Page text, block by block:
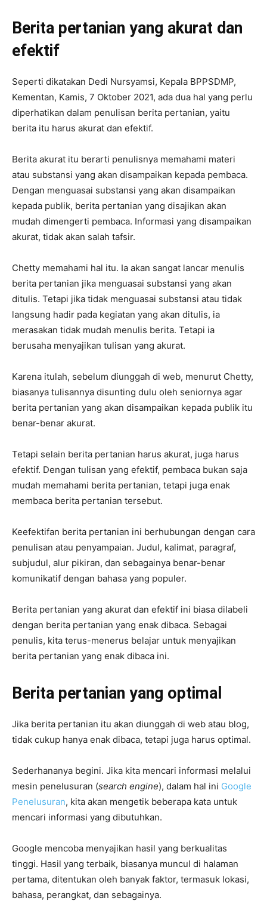
Berita pertanian yang akurat dan
efektif
Seperti dikatakan Dedi Nursyamsi, Kepala BPPSDMP,
Kementan, Kamis, 7 Oktober 2021, ada dua hal yang perlu
diperhatikan dalam penulisan berita pertanian, yaitu
berita itu harus akurat dan efektif.
Berita akurat itu berarti penulisnya memahami materi
atau substansi yang akan disampaikan kepada pembaca.
Dengan menguasai substansi yang akan disampaikan
kepada publik, berita pertanian yang disajikan akan
mudah dimengerti pembaca. Informasi yang disampaikan
akurat, tidak akan salah tafsir.
Chetty memahami hal itu. Ia akan sangat lancar menulis
berita pertanian jika menguasai substansi yang akan
ditulis. Tetapi jika tidak menguasai substansi atau tidak
langsung hadir pada kegiatan yang akan ditulis, ia
merasakan tidak mudah menulis berita. Tetapi ia
berusaha menyajikan tulisan yang akurat.
Karena itulah, sebelum diunggah di web, menurut Chetty,
biasanya tulisannya disunting dulu oleh seniornya agar
berita pertanian yang akan disampaikan kepada publik itu
benar-benar akurat.
Tetapi selain berita pertanian harus akurat, juga harus
efektif. Dengan tulisan yang efektif, pembaca bukan saja
mudah memahami berita pertanian, tetapi juga enak
membaca berita pertanian tersebut.
Keefektifan berita pertanian ini berhubungan dengan cara
penulisan atau penyampaian. Judul, kalimat, paragraf,
subjudul, alur pikiran, dan sebagainya benar-benar
komunikatif dengan bahasa yang populer.
Berita pertanian yang akurat dan efektif ini biasa dilabeli
dengan berita pertanian yang enak dibaca. Sebagai
penulis, kita terus-menerus belajar untuk menyajikan
berita pertanian yang enak dibaca ini.
Berita pertanian yang optimal
Jika berita pertanian itu akan diunggah di web atau blog,
tidak cukup hanya enak dibaca, tetapi juga harus optimal.
Sederhananya begini. Jika kita mencari informasi melalui
mesin penelusuran (search engine), dalam hal ini Google
Penelusuran, kita akan mengetik beberapa kata untuk
mencari informasi yang dibutuhkan.
Google mencoba menyajikan hasil yang berkualitas
tinggi. Hasil yang terbaik, biasanya muncul di halaman
pertama, ditentukan oleh banyak faktor, termasuk lokasi,
bahasa, perangkat, dan sebagainya.